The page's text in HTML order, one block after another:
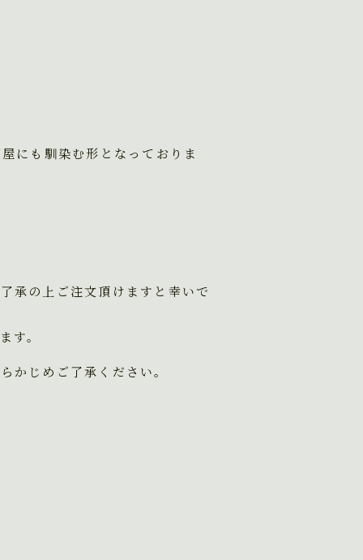
にも馴染む形となっておりま
承の上ご注文頂けますと幸いで
す。
じめご了承ください。